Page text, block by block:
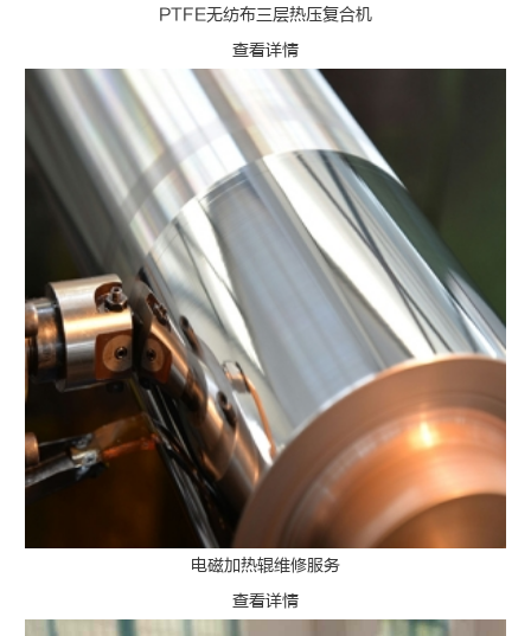
PTFE无纺布三层热压复合机
查看详情
电磁加热辊维修服务
查看详情